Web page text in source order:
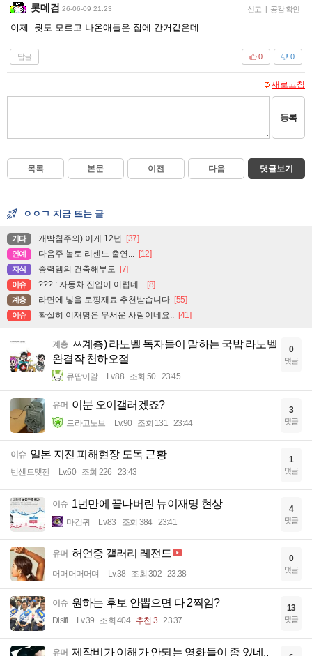
롯데검 26-06-09 21:23 신고 | 공감 확인
이제 뭣도 모르고 나온애들은 집에 간거같은데
답글 0
0
새로고침
등록
목록 본문 이전 다음 댓글보기
ㅇㅇㄱ 지금 뜨는 글
기타 개빡침주의) 이게 12년 [37]
연예 다음주 놀토 리센느 출연... [12]
지식 중력댐의 건축해부도 [7]
이슈 ??? : 자동차 진입이 어렵네.. [8]
계층 라면에 넣을 토핑재료 추천받습니다 [55]
이슈 확실히 이재명은 무서운 사람이네요.. [41]
계층 ㅆ계층) 라노벨 독자들이 말하는 국밥 라노벨
완결작 천하오절
큐땁이알 Lv.88 조회 50 23:45
0
댓글
유머 이분 오이갤러겠죠?
드라고노브 Lv.90 조회 131 23:44
3
댓글
이슈 일본 지진 피해현장 도독 근황
빈센트멧젠 Lv.60 조회 226 23:43
1
댓글
이슈 1년만에 끝나버린 뉴이재명 현상
마검귀 Lv.83 조회 384 23:41
4
댓글
유머 허언증 갤러리 레전드
머머머머머며 Lv.38 조회 302 23:38
0
댓글
이슈 원하는 후보 안뽑으면 다 2찍임?
Disifi Lv.39 조회 404 추천 3 23:37
13
댓글
유머 제작비가 이해가 안되는 영화들이 좀 있네..